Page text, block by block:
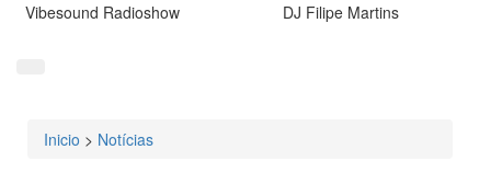
Vibesound Radioshow
DJ Filipe Martins
Está aqui
Inicio > Notícias